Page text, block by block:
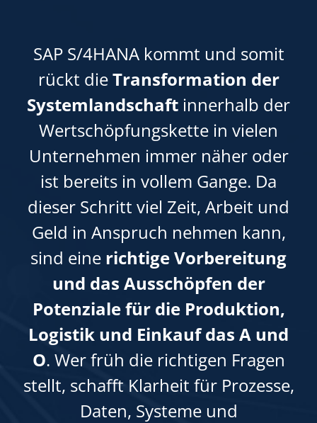
SAP S/4HANA kommt und somit
rückt dieTransformation der
Systemlandschaft innerhalb der
Wertschöpfungskette in vielen
Unternehmen immer näher oder
ist bereits in vollem Gange. Da
dieser Schritt viel Zeit, Arbeit und
Geld in Anspruch nehmen kann,
sind eine richtige Vorbereitung
und das Ausschöpfen der
Potenziale für die Produktion,
Logistik und Einkauf das A und
O. Wer früh die richtigen Fragen
stellt, schafft Klarheit für Prozesse,
Daten, Systeme und